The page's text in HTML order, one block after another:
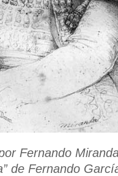
Fernando
de Fernando